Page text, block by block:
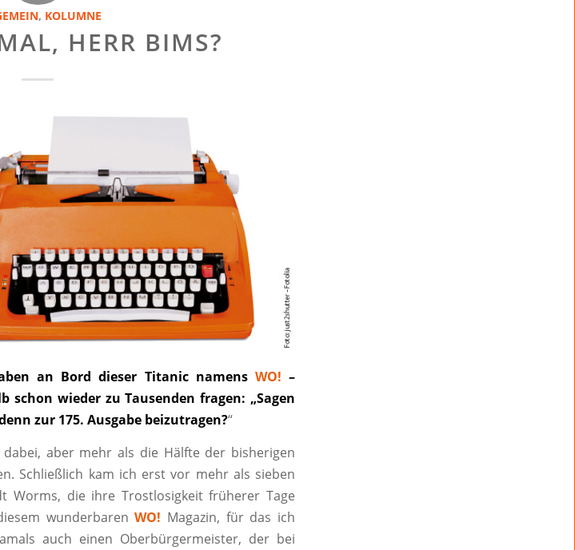
, KOLUMNE
HERR BIMS?
an Bord dieser Titanic namens WO! –
schon wieder zu Tausenden fragen: „Sagen
zur 175. Ausgabe beizutragen?“
aber mehr als die Hälfte der bisherigen
Schließlich kam ich erst vor mehr als sieben
Worms, die ihre Trostlosigkeit früherer Tage
wunderbarenWO! Magazin, für das ich
auch einen Oberbürgermeister, der bei